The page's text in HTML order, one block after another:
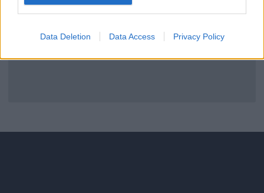
Data Deletion Data Access Privacy Policy